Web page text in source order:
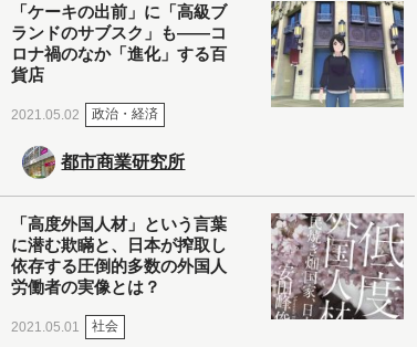
「ケーキの出前」に「高級ブ
ランドのサブスク」も――コ
ロナ禍のなか「進化」する百
貨店
2021.05.02 政治・経済
都市商業研究所
「高度外国人材」という言葉
に潜む欺瞞と、日本が搾取し
依存する圧倒的多数の外国人
労働者の実像とは？
2021.05.01 社会